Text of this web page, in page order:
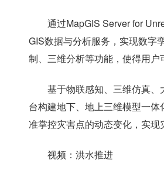
通过MapGIS Server for
GIS数据与分析服务，实现数字
制、三维分析等功能，使得用户
基于物联感知、三维仿真
台构建地下、地上三维模型一
准掌控灾害点的动态变化，实现
视频：洪水推进